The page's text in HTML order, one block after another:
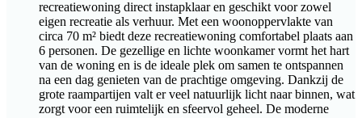
recreatiewoning direct instapklaar en geschikt voor zowel
eigen recreatie als verhuur. Met een woonoppervlakte van
circa 70 m² biedt deze recreatiewoning comfortabel plaats aan
6 personen. De gezellige en lichte woonkamer vormt het hart
van de woning en is de ideale plek om samen te ontspannen
na een dag genieten van de prachtige omgeving. Dankzij de
grote raampartijen valt er veel natuurlijk licht naar binnen, wat
zorgt voor een ruimtelijk en sfeervol geheel. De moderne